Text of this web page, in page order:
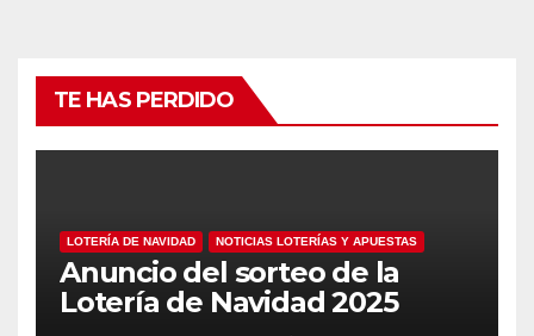
TE HAS PERDIDO
LOTERÍA DE NAVIDAD NOTICIAS LOTERÍAS Y APUESTAS
Anuncio del sorteo de la
Lotería de Navidad 2025